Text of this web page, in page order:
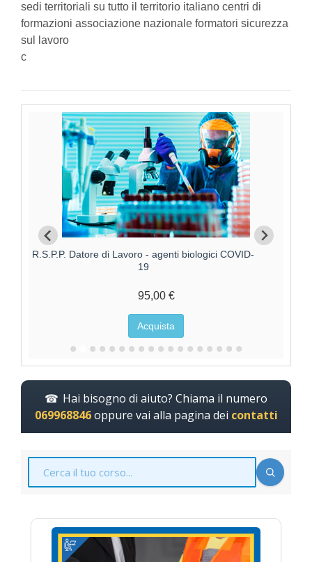
sedi territoriali su tutto il territorio italiano centri di
formazioni associazione nazionale formatori sicurezza
sul lavoro
c
R.S.P.P. Datore di Lavoro - agenti biologici COVID-
19
95,00 €
Acquista
Hai bisogno di aiuto? Chiama il numero
069968846oppure vai alla pagina dei contatti